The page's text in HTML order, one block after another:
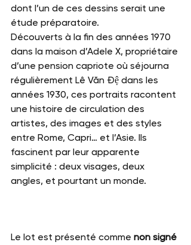
dont l’un de ces dessins serait une
étude préparatoire.
Découverts à la fin des années 1970
dans la maison d’Adele X, propriétaire
d’une pension capriote où séjourna
régulièrement Lê Văn Đệ dans les
années 1930, ces portraits racontent
une histoire de circulation des
artistes, des images et des styles
entre Rome, Capri… et l’Asie. Ils
fascinent par leur apparente
simplicité : deux visages, deux
angles, et pourtant un monde.
Le lot est présenté comme non signé